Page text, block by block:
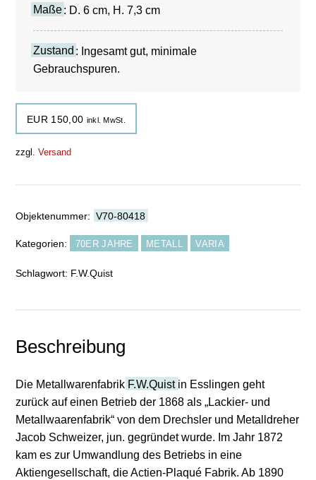
Maße: D. 6 cm, H. 7,3 cm
Zustand : Ingesamt gut, minimale
Gebrauchspuren.
EUR 150,00 inkl. MwSt.
zzgl.Versand
Objektenummer: V70-80418
Kategorien: 70ER JAHRE METALL VARIA
Schlagwort: F.W.Quist
Beschreibung
Die Metallwarenfabrik F.W.Quistin Esslingen geht
zurück auf einen Betrieb der 1868 als „Lackier- und
Metallwaarenfabrik“ von dem Drechsler und Metalldreher
Jacob Schweizer, jun. gegründet wurde. Im Jahr 1872
kam es zur Umwandlung des Betriebs in eine
Aktiengesellschaft, die Actien-Plaqué Fabrik. Ab 1890